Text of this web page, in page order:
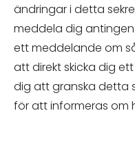
ändringar i detta
meddela dig
ett meddelande om
att direkt skicka dig
dig att granska detta
för att informeras om